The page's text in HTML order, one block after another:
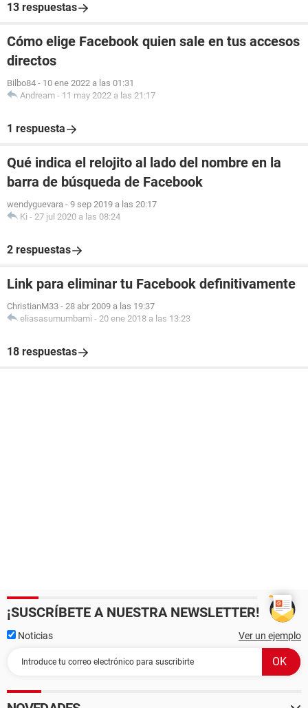
13 respuestas
Cómo elige Facebook quien sale en tus accesos
directos
Bilbo84 - 10 ene 2022 a las 01:31
Andream - 11 may 2022 a las 21:17
1 respuesta
Qué indica el relojito al lado del nombre en la
barra de búsqueda de Facebook
wendyguevara - 9 sep 2019 a las 20:17
Ki - 27 jul 2020 a las 08:24
2 respuestas
Link para eliminar tu Facebook definitivamente
ChristianM33 - 28 abr 2009 a las 19:37
eliasasumumbami - 20 ene 2018 a las 13:23
18 respuestas
¡SUSCRÍBETE A NUESTRA NEWSLETTER!
Noticias Ver un ejemplo